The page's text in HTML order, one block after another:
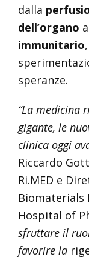
dalla
dell’organo
immunitario
speranze.
“La medicina
gigante, le
clinica oggi
Riccardo
Ri.MED e
Biomaterials
Hospital of
sfruttare il
favorire la